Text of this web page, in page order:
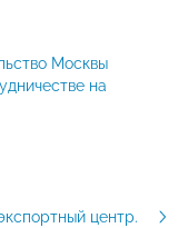
Москвы
на
центр.